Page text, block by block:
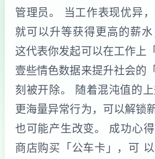
管理员。 当工作表现优异
就可以升等获得更高的薪水
这代表你发起可以在工作上
壹些情色数据来提升社会的
刻被开除。 随着混沌值的
更海量异常行为，可以解锁
也可能产生改变。 成功心
商店购买「公车卡」，可